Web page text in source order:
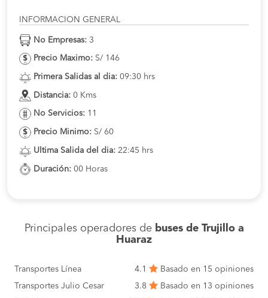
INFORMACION GENERAL
No Empresas: 3
Precio Maximo: S/ 146
Primera Salidas al dia: 09:30 hrs
Distancia: 0 Kms
No Servicios: 11
Precio Minimo: S/ 60
Ultima Salida del dia: 22:45 hrs
Duración: 00 Horas
Principales operadores de buses de Trujillo a
Huaraz
Transportes Línea 4.1
Basado en 15 opiniones
Transportes Julio Cesar
3.8
Basado en 13 opiniones